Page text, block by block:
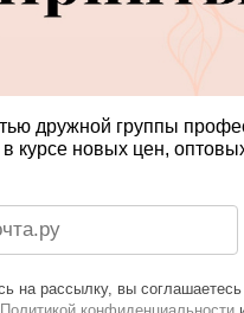
дружной группы
в курсе новых цен,
на рассылку, вы соглашаетесь